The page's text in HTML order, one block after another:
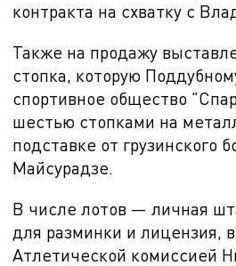
контракта на схватку с
Также на продажу
стопка, которую
спортивное общество
шестью стопками на
подставке от грузинского
Майсурадзе.
В числе лотов — личная
для разминки и лицензия,
Атлетической комиссией